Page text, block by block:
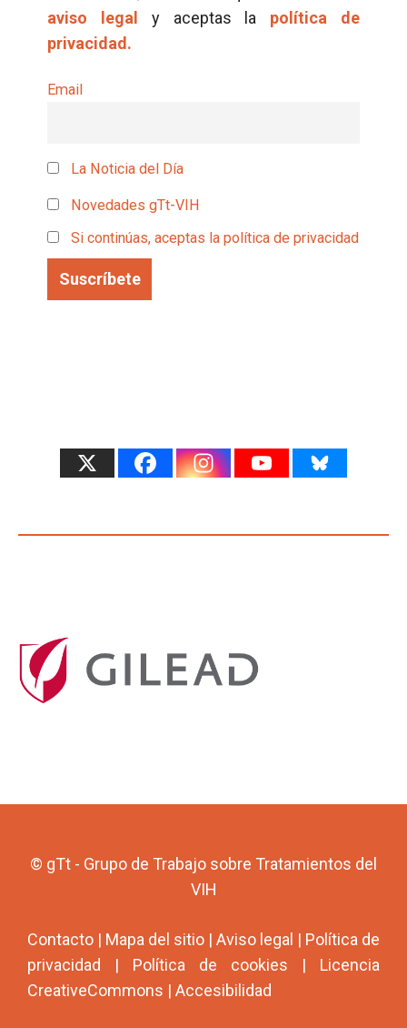
aviso legal
y aceptas la política de
privacidad.
Email
La Noticia del Día
Novedades gTt-VIH
Si continúas, aceptas la política de privacidad
© gTt - Grupo de Trabajo sobre Tratamientos del
VIH
Contacto | Mapa del sitio | Aviso legal | Política de
privacidad | Política de cookies | Licencia
CreativeCommons | Accesibilidad